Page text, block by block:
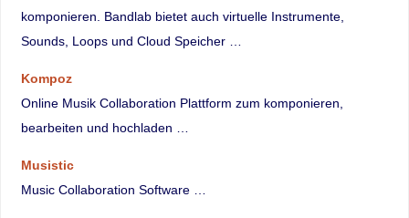
komponieren. Bandlab bietet auch virtuelle Instrumente,
Sounds, Loops und Cloud Speicher …
Kompoz
Online Musik Collaboration Plattform zum komponieren,
bearbeiten und hochladen …
Musistic
Music Collaboration Software …